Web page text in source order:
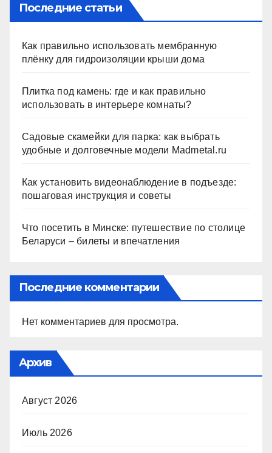
Последние статьи
Как правильно использовать мембранную
плёнку для гидроизоляции крыши дома
Плитка под камень: где и как правильно
использовать в интерьере комнаты?
Садовые скамейки для парка: как выбрать
удобные и долговечные модели Madmetal.ru
Как установить видеонаблюдение в подъезде:
пошаговая инструкция и советы
Что посетить в Минске: путешествие по столице
Беларуси – билеты и впечатления
Последние комментарии
Нет комментариев для просмотра.
Архив
Август 2026
Июль 2026